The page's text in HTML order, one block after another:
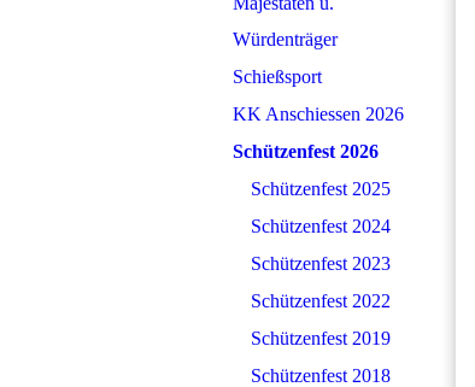
Würdenträger
Schießsport
KK Anschiessen 2026
Schützenfest 2026
Schützenfest 2025
Schützenfest 2024
Schützenfest 2023
Schützenfest 2022
Schützenfest 2019
Schützenfest 2018